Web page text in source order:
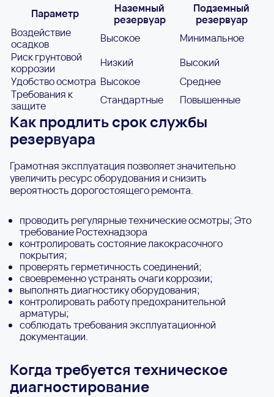
Параметр
Наземный
резервуар
Подземный
резервуар
Воздействие
осадков
Высокое
Минимальное
Риск грунтовой
коррозии
Низкий
Высокий
Удобство осмотра Высокое
Среднее
Требования к
защите
Стандартные Повышенные
Как продлить срок службы
резервуара
Грамотная эксплуатация позволяет значительно
увеличить ресурс оборудования и снизить
вероятность дорогостоящего ремонта.
проводить регулярные технические осмотры; Это
требование Ростехнадзора
контролировать состояние лакокрасочного
покрытия;
проверять герметичность соединений;
своевременно устранять очаги коррозии;
выполнять диагностику оборудования;
контролировать работу предохранительной
арматуры;
соблюдать требования эксплуатационной
документации.
Когда требуется техническое
диагностирование